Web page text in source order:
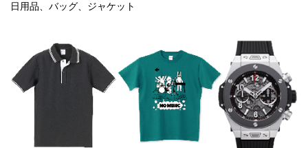
日用品、バッグ、ジャケット